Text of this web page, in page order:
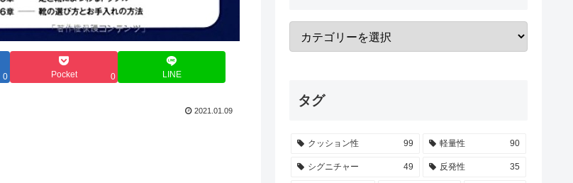
0 Pocket 0 LINE
2021.01.09
タグ
クッション性 99 軽量性 90
シグニチャー 49 反発性 35